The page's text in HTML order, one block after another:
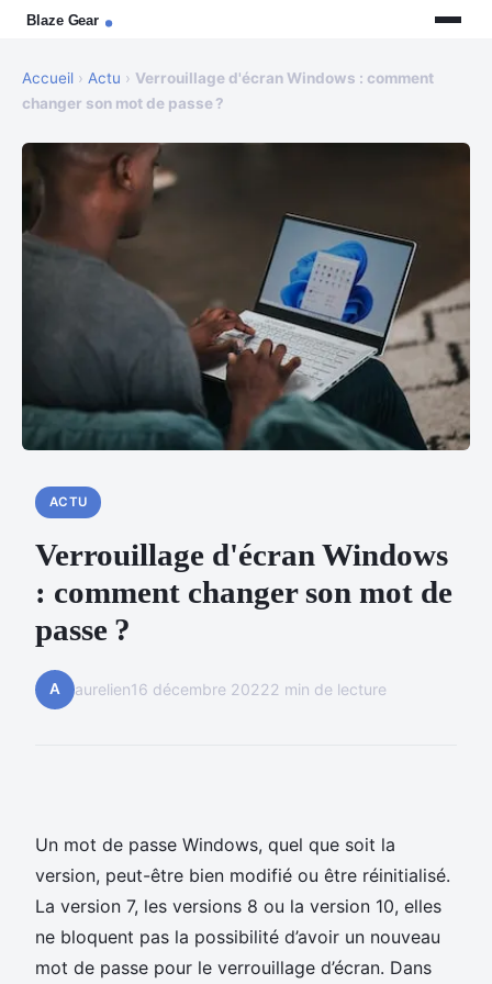
Accueil › Actu › Verrouillage d'écran Windows : comment
changer son mot de passe ?
ACTU
Verrouillage d'écran Windows
: comment changer son mot de
passe ?
A aurelien16 décembre 20222 min de lecture
Un mot de passe Windows, quel que soit la
version, peut-être bien modifié ou être réinitialisé.
La version 7, les versions 8 ou la version 10, elles
ne bloquent pas la possibilité d’avoir un nouveau
mot de passe pour le verrouillage d’écran. Dans